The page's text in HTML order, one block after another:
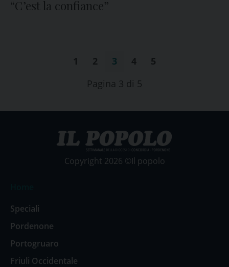
“C’est la confiance”
1 2 3 4
5
Pagina 3 di 5
Copyright 2026 ©Il popolo
Speciali
Pordenone
Portogruaro
Friuli Occidentale